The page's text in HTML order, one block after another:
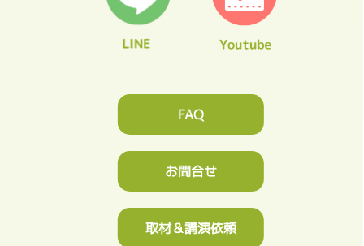
FAQ
お問合せ
取材＆講演依頼